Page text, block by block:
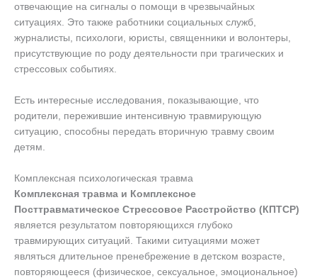
отвечающие на сигналы о помощи в чрезвычайных
ситуациях. Это также работники социальных служб,
журналисты, психологи, юристы, священники и волонтеры,
присутствующие по роду деятельности при трагических и
стрессовых событиях.
Есть интересные исследования, показывающие, что
родители, пережившие интенсивную травмирующую
ситуацию, способны передать вторичную травму своим
детям.
Комплексная психологическая травма
Комплексная травма и Комплексное
Посттравматическое Стрессовое Расстройство (КПТСР)
является результатом повторяющихся глубоко
травмирующих ситуаций. Такими ситуациями может
являться длительное пренебрежение в детском возрасте,
повторяющееся (физическое, сексуальное, эмоциональное)